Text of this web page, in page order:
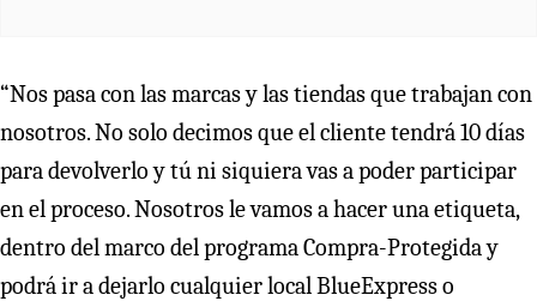
“Nos pasa con las marcas y las tiendas que trabajan con
nosotros. No solo decimos que el cliente tendrá 10 días
para devolverlo y tú ni siquiera vas a poder participar
en el proceso. Nosotros le vamos a hacer una etiqueta,
dentro del marco del programa Compra-Protegida y
podrá ir a dejarlo cualquier local BlueExpress o